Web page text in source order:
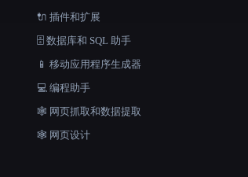
🔌 插件和扩展
🗄️ 数据库和 SQL 助手
📱 移动应用程序生成器
💻 编程助手
🕸️ 网页抓取和数据提取
🕸 网页设计